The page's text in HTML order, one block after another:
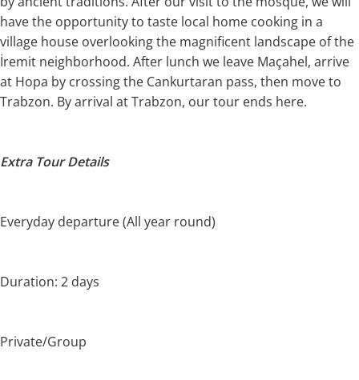
have the opportunity to taste local home cooking in a
village house overlooking the magnificent landscape of the
İremit neighborhood. After lunch we leave Maçahel, arrive
at Hopa by crossing the Cankurtaran pass, then move to
Trabzon. By arrival at Trabzon, our tour ends here.
Extra Tour Details
Everyday departure (All year round)
Duration: 2 days
Private/Group